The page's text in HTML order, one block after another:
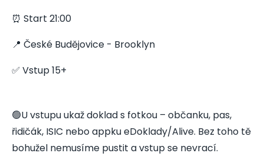
⏰ Start 21:00
📍 České Budějovice - Brooklyn
✅ Vstup 15+
🟢U vstupu ukaž doklad s fotkou – občanku, pas,
řidičák, ISIC nebo appku eDoklady/Alive. Bez toho tě
bohužel nemusíme pustit a vstup se nevrací.